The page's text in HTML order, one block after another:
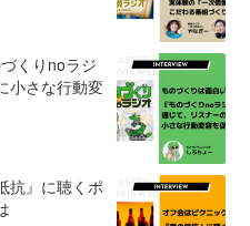
くりnoラジ
小さな行動変
抗』に聴くポ